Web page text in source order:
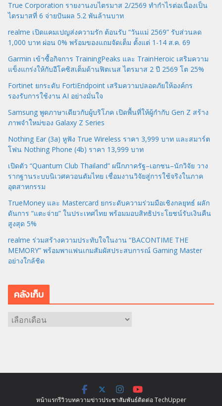
True Corporation รายงานงบไตรมาส 2/2569 ทำกำไรต่อเนื่องเป็น
ไตรมาสที่ 6 จ่ายปันผล 5.2 พันล้านบาท
realme เปิดแคมเปญส่งความรัก ต้อนรับ “วันแม่ 2569” รับส่วนลด
1,000 บาท ผ่อน 0% พร้อมของแถมจัดเต็ม ตั้งแต่ 1-14 ส.ค. 69
Garmin เข้าซื้อกิจการ TrainingPeaks และ TrainHeroic เสริมความ
แข็งแกร่งให้กับอีโคซิสเต็มด้านฟิตเนส ไตรมาส 2 ปี 2569 โต 25%
Fortinet ยกระดับ FortiEndpoint เสริมความปลอดภัยให้องค์กร
รองรับการใช้งาน AI อย่างมั่นใจ
Samsung พูดภาษาเดียวกับผู้บริโภค เปิดพื้นที่ให้ผู้กำกับ Gen Z สร้าง
ภาพจำใหม่ของ Galaxy Z Series
Nothing Ear (3a) หูฟัง True Wireless ราคา 3,999 บาท และสมาร์ต
โฟน Nothing Phone (4b) ราคา 13,999 บาท
เปิดตัว “Quantum Club Thailand” ผนึกภาครัฐ–เอกชน–นักวิจัย วาง
รากฐานระบบนิเวศควอนตัมไทย เชื่อมงานวิจัยสู่การใช้จริงในภาค
อุตสาหกรรม
TrueMoney และ Mastercard ยกระดับความร่วมมือเชิงกลยุทธ์ ผลัก
ดันการ “แตะจ่าย” ในประเทศไทย พร้อมมอบสิทธิประโยชน์รับเงินคืน
สูงสุด 5%
realme ร่วมสร้างความประทับใจในงาน “BACONTIME THE
MEMORY” พร้อมพาแฟนเกมสัมผัสประสบการณ์ Gaming Master
อย่างใกล้ชิด
คลังเก็บ
หน้าแรกรีวิวบทความข่าวประชาสัมพันธ์ติดต่อ TechUpper